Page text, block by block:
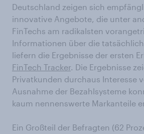
Deutschland zeigen sich
innovative Angebote, die unter
FinTechs am radikalsten
Informationen über die
liefern die Ergebnisse der ersten
FinTech Tracker. Die Ergebnisse
Privatkunden durchaus Interesse
Ausnahme der Bezahlsysteme
kaum nennenswerte Markanteile
Ein Großteil der Befragten (62